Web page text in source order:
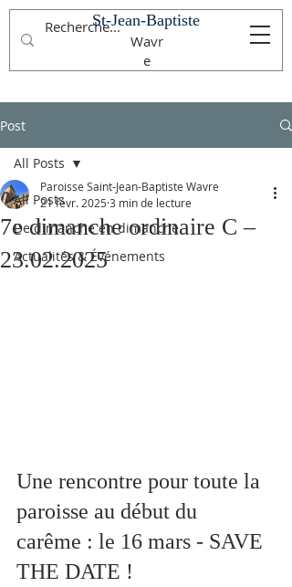
St-Jean-Baptiste
Wavr
e
Post
All Posts
De dimanche en dimanche
Actualités & Événements
All Posts
7e dimanche ordinaire C –
23.02.2025
Paroisse Saint-Jean-Baptiste Wavre
21 févr. 2025 3 min de lecture
Une rencontre pour toute la
paroisse au début du
carême : le 16 mars - SAVE
THE DATE !